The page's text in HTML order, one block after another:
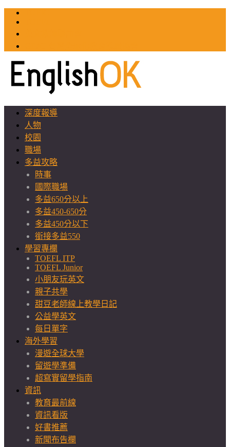
深度報導
人物
校園
職場
多益攻略
時事
國際職場
多益650分以上
多益450-650分
多益450分以下
銜接多益550
學習專欄
TOEFL ITP
TOEFL Junior
小朋友玩英文
親子共學
甜豆老師線上教學日記
公益學英文
每日單字
海外學習
漫遊全球大學
留遊學準備
超寫實留學指南
資訊
教育最前線
資訊看版
好書推薦
新聞布告欄